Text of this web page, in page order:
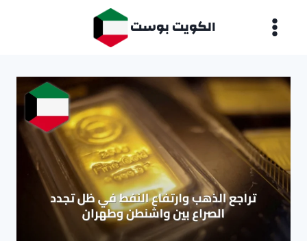
الكويت بوست